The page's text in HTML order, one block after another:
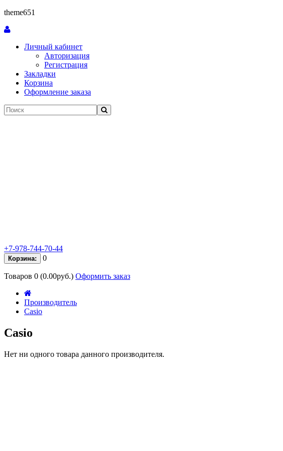
theme651
Личный кабинет
Авторизация
Регистрация
Закладки
Корзина
Оформление заказа
+7-978-744-70-44
Корзина: 0
Товаров 0 (0.00руб.) Оформить заказ
Производитель
Casio
Casio
Нет ни одного товара данного производителя.